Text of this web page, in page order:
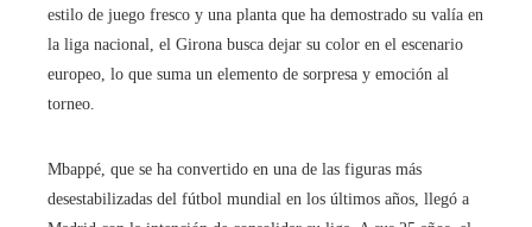
estilo de juego fresco y una planta que ha demostrado su valía en
la liga nacional, el Girona busca dejar su color en el escenario
europeo, lo que suma un elemento de sorpresa y emoción al
torneo.
Mbappé, que se ha convertido en una de las figuras más
desestabilizadas del fútbol mundial en los últimos años, llegó a